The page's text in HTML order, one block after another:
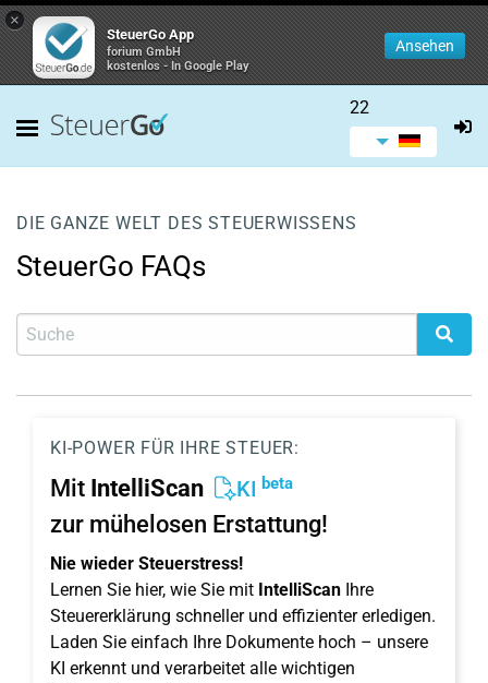
×
SteuerGo App
forium GmbH
kostenlos - In Google Play
Ansehen
22
DIE GANZE WELT DES STEUERWISSENS
SteuerGo FAQs
KI-POWER FÜR IHRE STEUER:
Mit IntelliScan KI beta
zur mühelosen Erstattung!
Nie wieder Steuerstress!
Lernen Sie hier, wie Sie mit IntelliScan Ihre
Steuererklärung schneller und effizienter erledigen.
Laden Sie einfach Ihre Dokumente hoch – unsere
KI erkennt und verarbeitet alle wichtigen